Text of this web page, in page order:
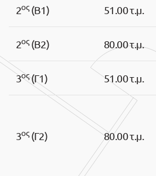
2ος(Β1) 51.00 τ.μ.
2ος(Β2) 80.00 τ.μ.
3ος(Γ1) 51.00 τ.μ.
3ος(Γ2) 80.00 τ.μ.